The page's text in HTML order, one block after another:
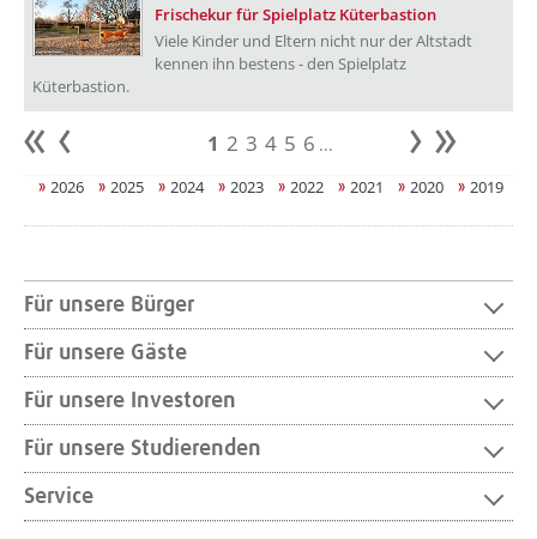
Frischekur für Spielplatz Küterbastion
Viele Kinder und Eltern nicht nur der Altstadt
kennen ihn bestens - den Spielplatz
Küterbastion.
Anfang 1 2 3 4 5 6 ... weiter
2026 2025 2024 2023 2022 2021 2020 2019
Für unsere Bürger
Für unsere Gäste
Für unsere Investoren
Für unsere Studierenden
Service